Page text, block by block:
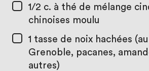
1/2 c. à thé de mélange
chinoises moulu
1 tasse de noix hachées
Grenoble, pacanes,
autres)